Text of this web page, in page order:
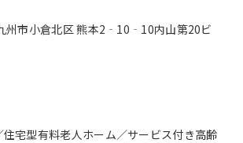
州市小倉北区 熊本2‐10‐10内山第20ビ
宅型有料老人ホーム／サービス付き高齢